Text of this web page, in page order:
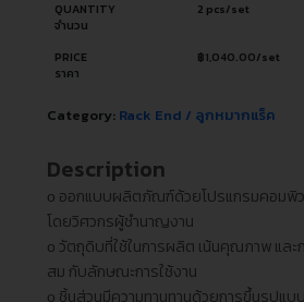
QUANTITY
จำนวน
2 pcs/set
PRICE
ราคา
฿1,040.00/set
Category: Rack End / ลูกหมากแร็ค
Description
ᴏ ออกแบบผลิตภัณฑ์ด้วยโปรแกรมคอมพิ
โดยวิศวกรผู้ชำนาญงาน
ᴏ วัตถุดิบที่ใช้ในการผลิต เน้นคุณภาพ และ
สม กับลักษณะการใช้งาน
ᴏ ชิ้นส่วนมีความทานทานด้วยการขึ้นรูปแบ